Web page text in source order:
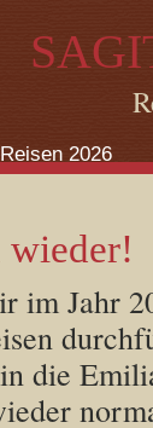
Reisen 2026
wieder!
im Jahr
die